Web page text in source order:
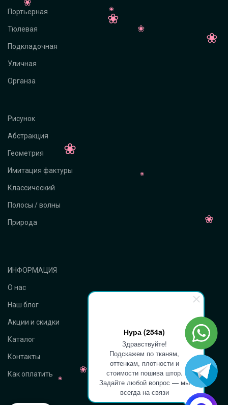
Нура (254a)
Здравствуйте!
Подскажем по тканям,
оттенкам, плотности и
стоимости пошива штор.
Задайте любой вопрос — мы
всегда на связи
Портьерная
Тюлевая
Подкладочная
Уличная
Органза
Рисунок
Абстракция
Геометрия
Имитация фактуры
Классический
Полосы / волны
Природа
ИНФОРМАЦИЯ
О нас
Наш блог
Акции и скидки
Каталог
Контакты
Как оплатить